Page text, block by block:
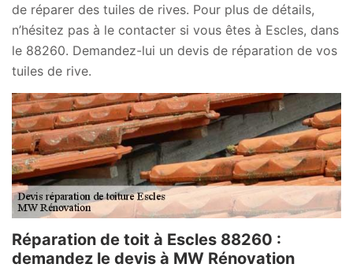
de réparer des tuiles de rives. Pour plus de détails,
n’hésitez pas à le contacter si vous êtes à Escles, dans
le 88260. Demandez-lui un devis de réparation de vos
tuiles de rive.
Réparation de toit à Escles 88260 :
demandez le devis à MW Rénovation